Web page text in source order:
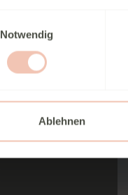
Notwendig
Ablehnen